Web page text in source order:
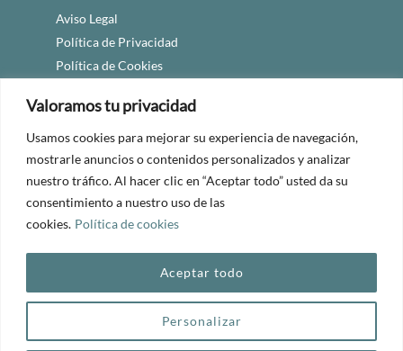
Valoramos tu privacidad
Usamos cookies para mejorar su experiencia de navegación,
mostrarle anuncios o contenidos personalizados y analizar
nuestro tráfico. Al hacer clic en “Aceptar todo” usted da su
consentimiento a nuestro uso de las
cookies. Política de cookies
Personalizar
Aceptar todo
Aviso Legal
Política de Privacidad
Política de Cookies
© 2024 Viajes Teruel Tours